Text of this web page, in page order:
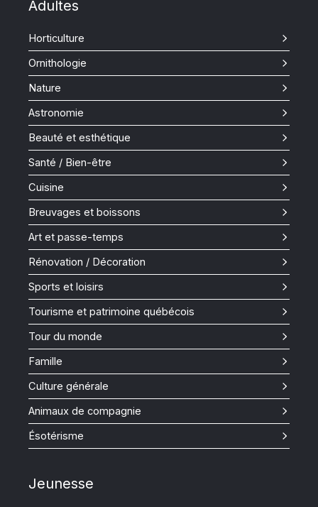
Adultes
Horticulture
Ornithologie
Nature
Astronomie
Beauté et esthétique
Santé / Bien-être
Cuisine
Breuvages et boissons
Art et passe-temps
Rénovation / Décoration
Sports et loisirs
Tourisme et patrimoine québécois
Tour du monde
Famille
Culture générale
Animaux de compagnie
Ésotérisme
Jeunesse